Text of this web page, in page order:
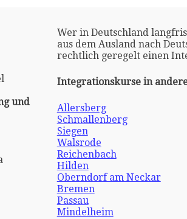
und
Wer in Deutschland
aus dem Ausland nach
rechtlich geregelt einen
Integrationskurse in
Allersberg
Schmallenberg
Siegen
Walsrode
Reichenbach
Hilden
Oberndorf am Neckar
Bremen
Passau
Mindelheim